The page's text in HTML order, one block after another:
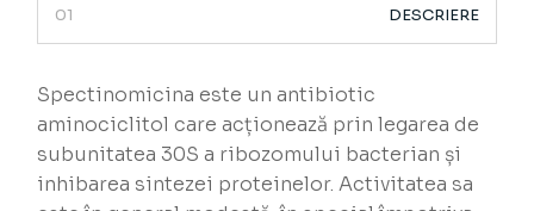
DESCRIERE
Spectinomicina este un antibiotic
aminociclitol care acționează prin legarea de
subunitatea 30S a ribozomului bacterian și
inhibarea sintezei proteinelor. Activitatea sa